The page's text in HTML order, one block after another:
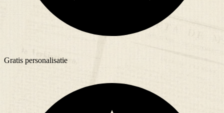
Gratis personalisatie